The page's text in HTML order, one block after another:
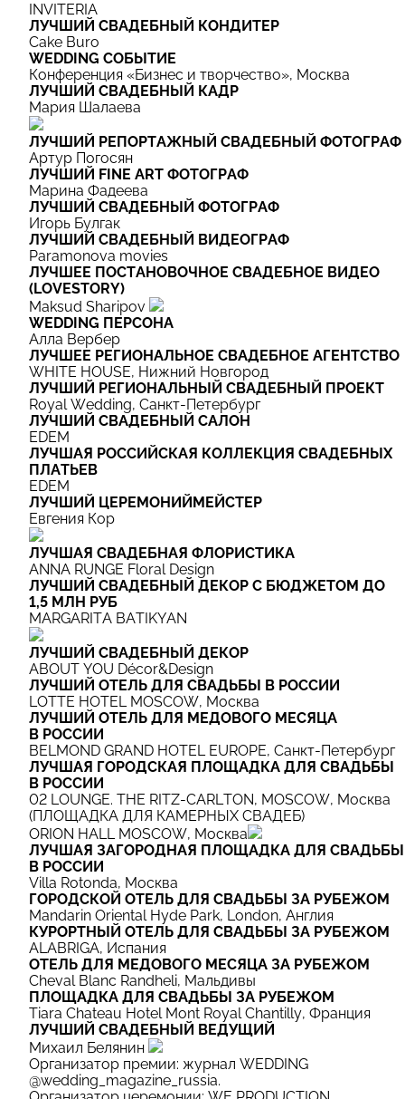
INVITERIA
ЛУЧШИЙ CВАДЕБНЫЙ КОНДИТЕР
Cake Buro
WEDDING СОБЫТИЕ
Конференция «Бизнес и творчество», Москва
ЛУЧШИЙ СВАДЕБНЫЙ КАДР
Мария Шалаева
ЛУЧШИЙ РЕПОРТАЖНЫЙ СВАДЕБНЫЙ ФОТОГРАФ
Артур Погосян
ЛУЧШИЙ FINE ART ФОТОГРАФ
Марина Фадеева
ЛУЧШИЙ СВАДЕБНЫЙ ФОТОГРАФ
Игорь Булгак
ЛУЧШИЙ СВАДЕБНЫЙ ВИДЕОГРАФ
Paramonova movies
ЛУЧШЕЕ ПОСТАНОВОЧНОЕ СВАДЕБНОЕ ВИДЕО
(LOVESTORY)
Maksud Sharipov
WEDDING ПЕРСОНА
Алла Вербер
ЛУЧШЕЕ РЕГИОНАЛЬНОЕ СВАДЕБНОЕ АГЕНТСТВО
WHITE HOUSE, Нижний Новгород
ЛУЧШИЙ РЕГИОНАЛЬНЫЙ СВАДЕБНЫЙ ПРОЕКТ
Royal Wedding, Санкт-Петербург
ЛУЧШИЙ CВАДЕБНЫЙ САЛОН
EDEM
ЛУЧШАЯ РОССИЙСКАЯ КОЛЛЕКЦИЯ СВАДЕБНЫХ
ПЛАТЬЕВ
EDEM
ЛУЧШИЙ ЦЕРЕМОНИЙМЕЙСТЕР
Евгения Кор
ЛУЧШАЯ CВАДЕБНАЯ ФЛОРИСТИКА
ANNA RUNGE Floral Design
ЛУЧШИЙ CВАДЕБНЫЙ ДЕКОР С БЮДЖЕТОМ ДО
1,5 МЛН РУБ
MARGARITA BATIKYAN
ЛУЧШИЙ СВАДЕБНЫЙ ДЕКОР
ABOUT YOU Décor&Design
ЛУЧШИЙ ОТЕЛЬ ДЛЯ СВАДЬБЫ В РОССИИ
LOTTE HOTEL MOSCOW, Москва
ЛУЧШИЙ ОТЕЛЬ ДЛЯ МЕДОВОГО МЕСЯЦА
В РОССИИ
BELMOND GRAND HOTEL EUROPE, Санкт-Петербург
ЛУЧШАЯ ГОРОДСКАЯ ПЛОЩАДКА ДЛЯ СВАДЬБЫ
В РОССИИ
02 LOUNGE. THE RITZ-CARLTON, MOSCOW, Москва
(ПЛОЩАДКА ДЛЯ КАМЕРНЫХ СВАДЕБ)
ORION HALL MOSCOW, Москва
ЛУЧШАЯ ЗАГОРОДНАЯ ПЛОЩАДКА ДЛЯ СВАДЬБЫ
В РОССИИ
Villa Rotonda, Москва
ГОРОДСКОЙ ОТЕЛЬ ДЛЯ СВАДЬБЫ ЗА РУБЕЖОМ
Mandarin Oriental Hyde Park, London, Англия
КУРОРТНЫЙ ОТЕЛЬ ДЛЯ СВАДЬБЫ ЗА РУБЕЖОМ
ALABRIGA, Испания
ОТЕЛЬ ДЛЯ МЕДОВОГО МЕСЯЦА ЗА РУБЕЖОМ
Cheval Blanc Randheli, Мальдивы
ПЛОЩАДКА ДЛЯ СВАДЬБЫ ЗА РУБЕЖОМ
Tiara Chateau Hotel Mont Royal Chantilly, Франция
ЛУЧШИЙ СВАДЕБНЫЙ ВЕДУЩИЙ
Михаил Белянин
Организатор премии: журнал WEDDING
@wedding_magazine_russia.